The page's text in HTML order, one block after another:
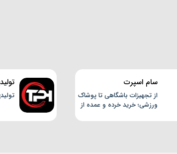
سام اسپرت
از تجهیزات باشگاهی تا پوشاک
ورزشی؛ خرید خرده و عمده از